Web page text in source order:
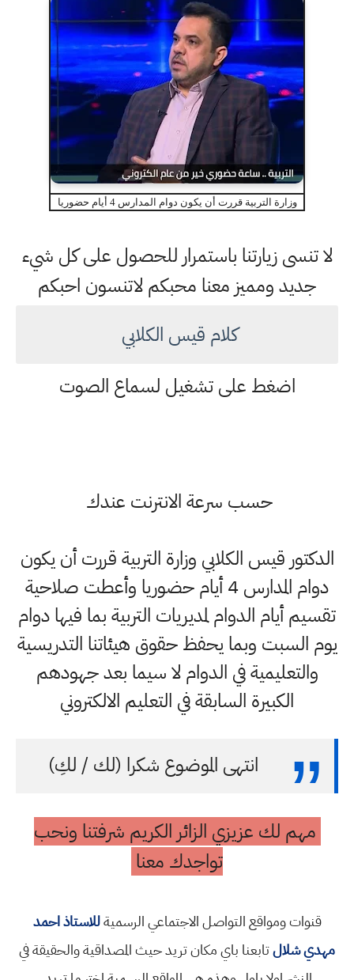
وزارة التربية قررت أن يكون دوام المدارس 4 أيام حضوريا
لا تنسى زيارتنا باستمرار للحصول على كل شيء
جديد ومميز معنا محبكم لاتنسون احبكم
كلام قيس الكلابي
اضغط على تشغيل لسماع الصوت
حسب سرعة الانترنت عندك
الدكتور قيس الكلابي وزارة التربية قررت أن يكون
دوام المدارس 4 أيام حضوريا وأعطت صلاحية
تقسيم أيام الدوام لمديريات التربية بما فيها دوام
يوم السبت وبما يحفظ حقوق هيئاتنا التدريسية
والتعليمية في الدوام لا سيما بعد جهودهم
الكبيرة السابقة في التعليم الالكتروني
انتهى الموضوع شكرا (لك / لكِ)
مهم لك عزيزي الزائر الكريم شرفتنا ونحب
تواجدك معنا
قنوات ومواقع التواصل الاجتماعي الرسميةللاستاذ احمد
مهدي شلالتابعنا باي مكان تريد حيث المصداقية والحقيقة في